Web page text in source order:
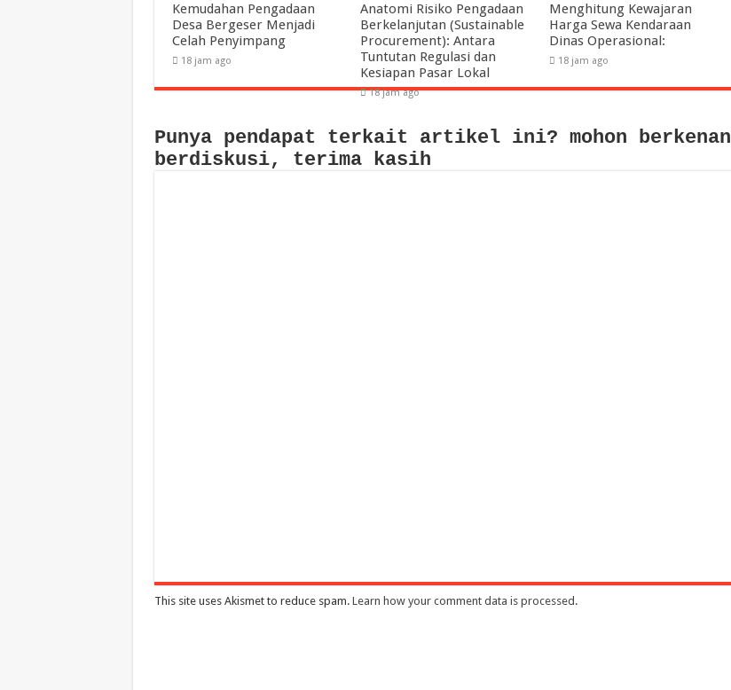
Kemudahan Pengadaan
Desa Bergeser Menjadi
Celah Penyimpang
18 jam ago
Anatomi Risiko Pengadaan
Berkelanjutan (Sustainable
Procurement): Antara
Tuntutan Regulasi dan
Kesiapan Pasar Lokal
18 jam ago
Menghitung Kewajaran
Harga Sewa Kendaraan
Dinas Operasional:
18 jam ago
Punya pendapat terkait artikel ini? mohon berkenan
berdiskusi, terima kasih
This site uses Akismet to reduce spam. Learn how your comment data is processed .